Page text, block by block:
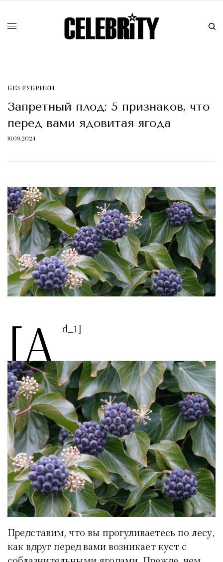
БЕЗ РУБРИКИ
Запретный плод: 5 признаков, что
перед вами ядовитая ягода
16.09.2024
[a d_1]
Представим, что вы прогуливаетесь по лесу,
как вдруг перед вами возникает куст с